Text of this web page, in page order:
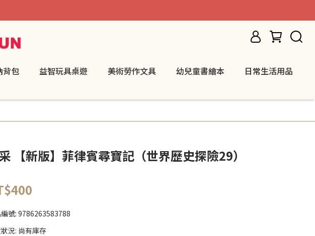
背包 益智玩具桌遊 美術勞作文具 幼兒童書繪本
日常生活用品
【新版】菲律賓尋寶記（世界歷史探險29）
號:9786263583788
況: 尚有庫存